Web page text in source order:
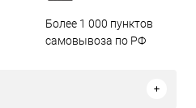
Более 1 000 пунктов
самовывоза по РФ